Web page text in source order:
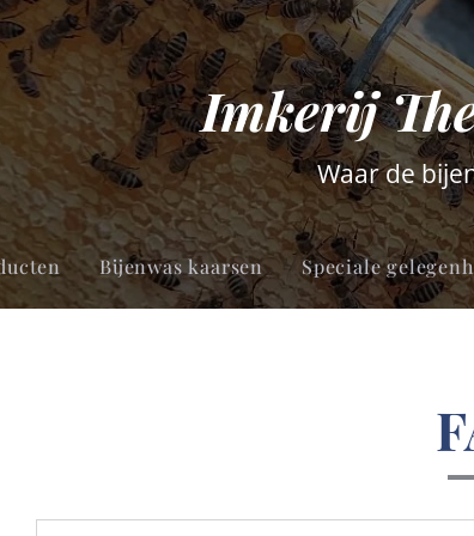
Imkerij
Waar de
Bijenwas kaarsen Speciale